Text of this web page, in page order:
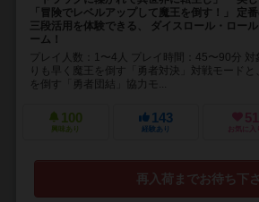
「冒険でレベルアップして魔王を倒す！」 定
三段活用を体験できる、 ダイスロール・ロー
ーム！
プレイ人数：1〜4人 プレイ時間：45〜90分 対
りも早く魔王を倒す「勇者対決」対戦モード
を倒す「勇者団結」協力モ...
100
興味あり
143
経験あり
51
お気に入り
再入荷までお待ち下